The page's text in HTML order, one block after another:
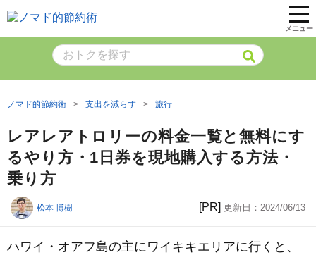
メニュー
ノマド的節約術 支出を減らす 旅行
レアレアトロリーの料金一覧と無料にす
るやり方・1日券を現地購入する方法・
乗り方
松本 博樹 [PR] 更新日： 2024/06/13
ハワイ・オアフ島の主にワイキキエリアに行くと、